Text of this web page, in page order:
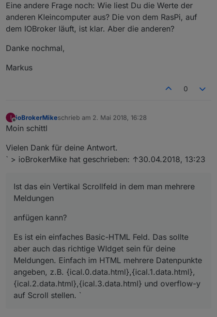
Eine andere Frage noch: Wie liest Du die Werte der
anderen Kleincomputer aus? Die von dem RasPi, auf
dem IOBroker läuft, ist klar. Aber die anderen?
Danke nochmal,
Markus
0
I
Offline
ioBrokerMikeschrieb am 2. Mai 2018, 16:28
zuletzt editiert von
Moin schittl
Vielen Dank für deine Antwort.
` > ioBrokerMike hat geschrieben: ↑30.04.2018, 13:23
Ist das ein Vertikal Scrollfeld in dem man mehrere
Meldungen
anfügen kann?
Es ist ein einfaches Basic-HTML Feld. Das sollte
aber auch das richtige WIdget sein für deine
Meldungen. Einfach im HTML mehrere Datenpunkte
angeben, z.B. {ical.0.data.html},{ical.1.data.html},
{ical.2.data.html},{ical.3.data.html} und overflow-y
auf Scroll stellen. `